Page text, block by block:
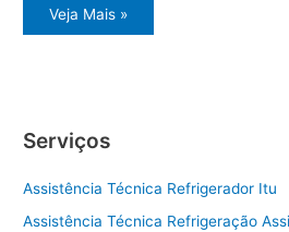
Itu
assistência
Veja Mais »
Serviços
Assistência Técnica Refrigerador Itu
Assistência Técnica Refrigeração